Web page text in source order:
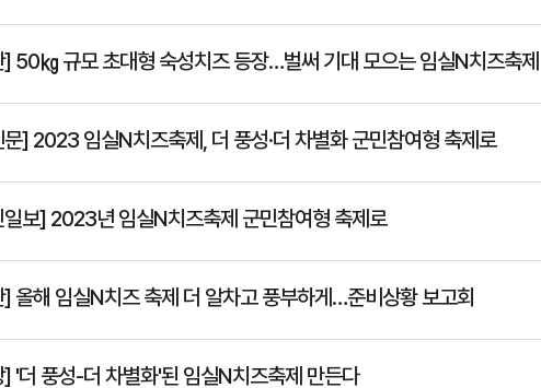
50㎏ 규모 초대형 숙성치즈 등장…벌써 기대 모으는 임실N치즈축제
] 2023 임실N치즈축제, 더 풍성·더 차별화 군민참여형 축제로
일보] 2023년 임실N치즈축제 군민참여형 축제로
올해 임실N치즈 축제 더 알차고 풍부하게…준비상황 보고회
'더 풍성-더 차별화'된 임실N치즈축제 만든다